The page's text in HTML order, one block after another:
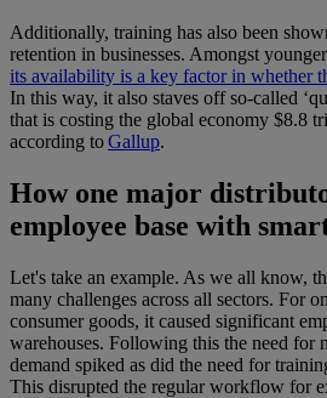
Additionally, training has also been
retention in businesses. Amongst
its availability is a key factor in whether
In this way, it also staves off so-called
that is costing the global economy $8.8
according toGallup.
How one major
employee base with
Let's take an example. As we all know,
many challenges across all sectors. For
consumer goods, it caused significant
warehouses. Following this the need for
demand spiked as did the need for
This disrupted the regular workflow for